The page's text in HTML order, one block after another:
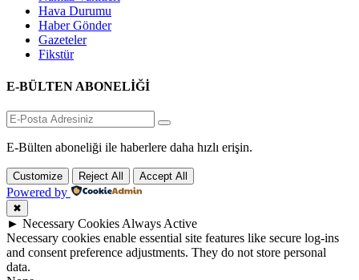
Hava Durumu
Haber Gönder
Gazeteler
Fikstür
E-BÜLTEN ABONELİĞİ
E-Bülten aboneliği ile haberlere daha hızlı erişin.
Customize Reject All Accept All
Powered by
✖
► Necessary Cookies Always Active
Necessary cookies enable essential site features like secure log-ins
and consent preference adjustments. They do not store personal
data.